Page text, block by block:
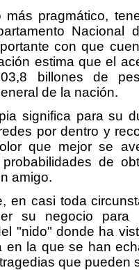
más pragmático,
con que
estima que el
billones de
de la nación.
significa para su
por dentro y
que mejor se
de
amigo.
en casi toda
su negocio para
"nido" donde ha
en la que se han
que pueden